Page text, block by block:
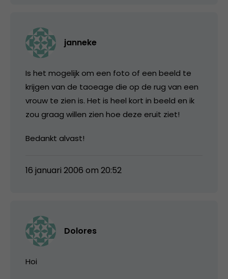
janneke
Is het mogelijk om een foto of een beeld te
krijgen van de taoeage die op de rug van een
vrouw te zien is. Het is heel kort in beeld en ik
zou graag willen zien hoe deze eruit ziet!
Bedankt alvast!
16 januari 2006 om 20:52
Dolores
Hoi